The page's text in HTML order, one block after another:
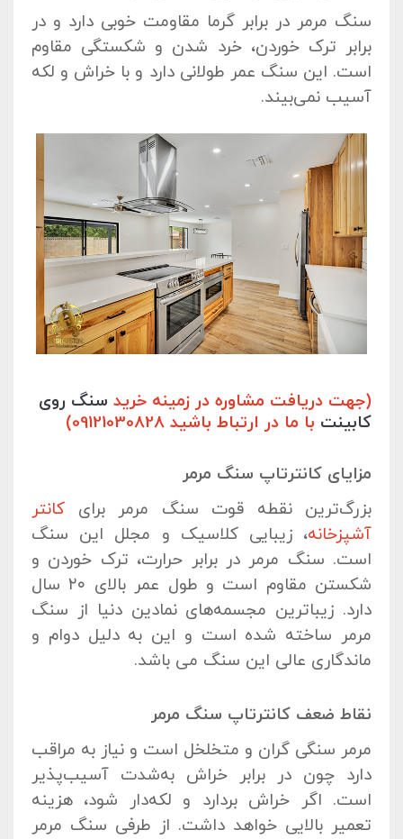
سنگ مرمر در برابر گرما مقاومت خوبی دارد و در
برابر ترک خوردن، خرد شدن و شکستگی مقاوم
است. این سنگ عمر طولانی دارد و با خراش و لکه
آسیب نمی‌بیند.
(جهت دریافت مشاوره در زمینه خرید سنگ روی
کابینت با ما در ارتباط باشید 09121030828)
مزایای کانترتاپ سنگ مرمر
بزرگ‌ترین نقطه قوت سنگ مرمر برای کانتر
آشپزخانه، زیبایی‌ کلاسیک و مجلل این سنگ
است. سنگ مرمر در برابر حرارت، ترک خوردن و
شکستن مقاوم است و طول عمر بالای ۲۰ سال
دارد. زیباترین مجسمه‌های نمادین دنیا از سنگ
مرمر ساخته شده‌ است و این به دلیل دوام و
ماندگاری عالی این سنگ می باشد.
نقاط ضعف کانترتاپ سنگ مرمر
مرمر سنگی گران و متخلخل است و نیاز به مراقب
دارد چون در برابر خراش به‌شدت آسیب‌پذیر
است. اگر خراش بردارد و لکه‌دار شود، هزینه
تعمیر بالایی خواهد داشت. از طرفی سنگ مرمر